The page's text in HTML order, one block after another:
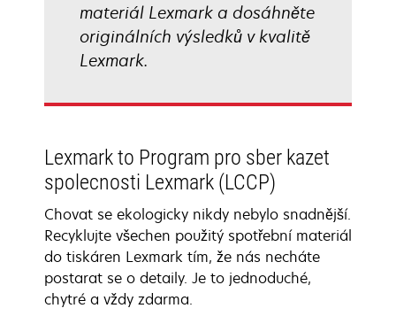
materiál Lexmark a dosáhněte
originálních výsledků v kvalitě
Lexmark.
Lexmark to Program pro sber kazet
spolecnosti Lexmark (LCCP)
Chovat se ekologicky nikdy nebylo snadnější.
Recyklujte všechen použitý spotřební materiál
do tiskáren Lexmark tím, že nás necháte
postarat se o detaily. Je to jednoduché,
chytré a vždy zdarma.